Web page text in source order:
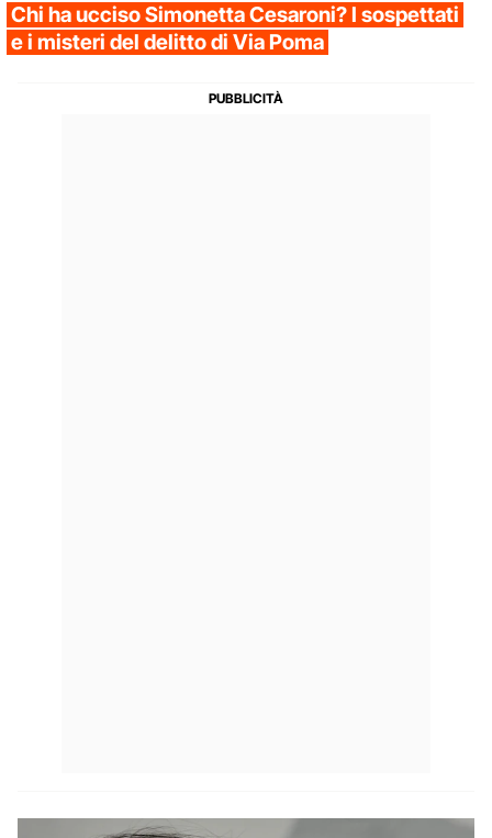
Chi ha ucciso Simonetta Cesaroni? I sospettati
e i misteri del delitto di Via Poma